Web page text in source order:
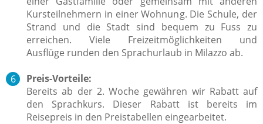
Kursteilnehmern in einer Wohnung. Die Schule, der
Strand und die Stadt sind bequem zu Fuss zu
erreichen. Viele Freizeitmöglichkeiten und
Ausflüge runden den Sprachurlaub in Milazzo ab.
Preis-Vorteile:
Bereits ab der 2. Woche gewähren wir Rabatt auf
den Sprachkurs. Dieser Rabatt ist bereits im
Reisepreis in den Preistabellen eingearbeitet.